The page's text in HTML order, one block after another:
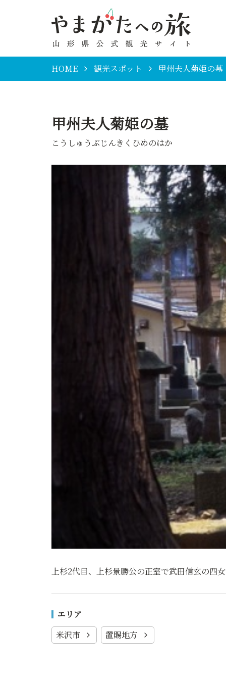
HOME 観光スポット 甲州夫人菊姫の墓
甲州夫人菊姫の墓
こうしゅうぶじんきくひめのはか
上杉2代目、上杉景勝公の正室で武田信玄の四
エリア
米沢市
置賜地方